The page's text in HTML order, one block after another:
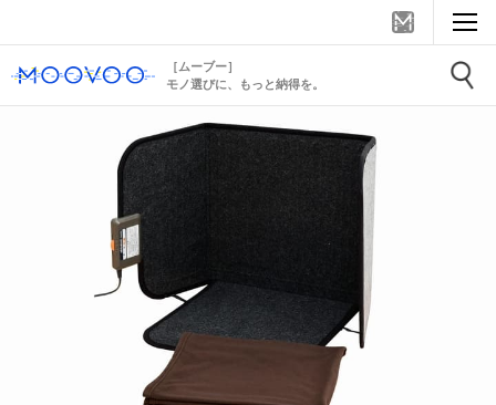
［ムーブー］
モノ選びに、もっと納得を。